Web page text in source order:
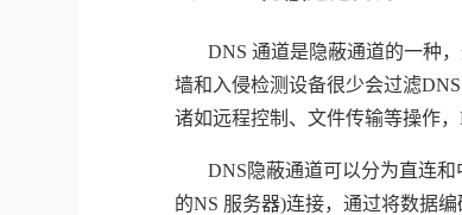
DNS通道是隐蔽通道的一种
墙和入侵检测设备很少会过滤DNS
诸如远程控制、文件传输等操作，
DNS 隐蔽通道可以分为直连
的NS 服务器)连接，通过将数据